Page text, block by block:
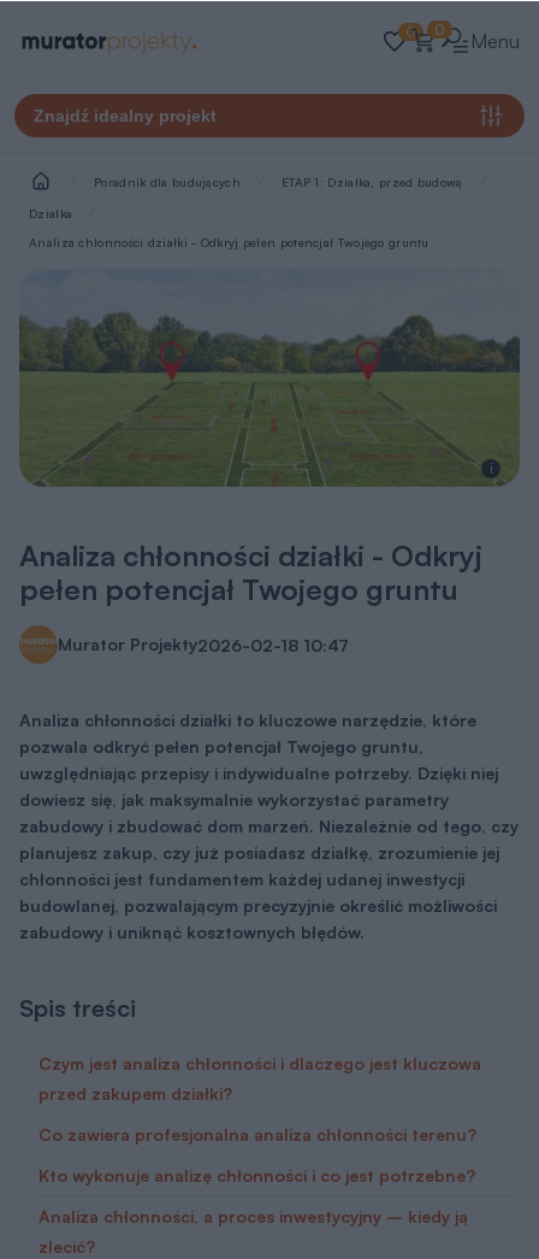
0 0 Menu
Znajdź idealny projekt
Poradnik dla budujących ETAP 1: Działka, przed budową
Działka
Analiza chłonności działki - Odkryj pełen potencjał Twojego gruntu
i
Analiza chłonności działki - Odkryj
pełen potencjał Twojego gruntu
Murator Projekty2026-02-18 10:47
Analiza chłonności działki to kluczowe narzędzie, które
pozwala odkryć pełen potencjał Twojego gruntu,
uwzględniając przepisy i indywidualne potrzeby. Dzięki niej
dowiesz się, jak maksymalnie wykorzystać parametry
zabudowy i zbudować dom marzeń. Niezależnie od tego, czy
planujesz zakup, czy już posiadasz działkę, zrozumienie jej
chłonności jest fundamentem każdej udanej inwestycji
budowlanej, pozwalającym precyzyjnie określić możliwości
zabudowy i uniknąć kosztownych błędów.
Spis treści
Czym jest analiza chłonności i dlaczego jest kluczowa
przed zakupem działki?
Co zawiera profesjonalna analiza chłonności terenu?
Kto wykonuje analizę chłonności i co jest potrzebne?
Analiza chłonności, a proces inwestycyjny – kiedy ją
zlecić?